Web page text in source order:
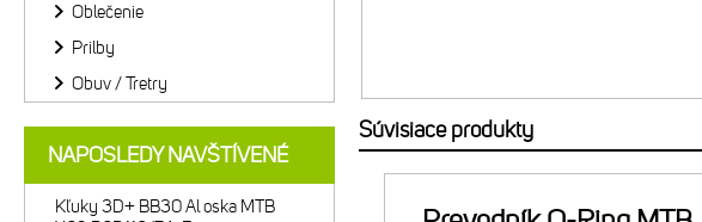
Súvisiace produkty
Oblečenie
Prilby
Obuv / Tretry
NAPOSLEDY NAVŠTÍVENÉ
Kľuky 3D+ BB30 Al oska MTB